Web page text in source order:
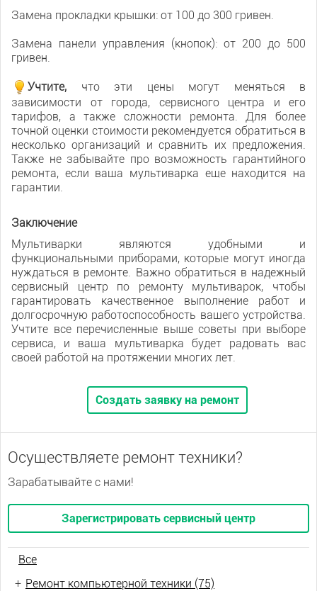
Замена прокладки крышки: от 100 до 300 гривен.
Замена панели управления (кнопок): от 200 до 500
гривен.
Учтите, что эти цены могут меняться в
зависимости от города, сервисного центра и его
тарифов, а также сложности ремонта. Для более
точной оценки стоимости рекомендуется обратиться в
несколько организаций и сравнить их предложения.
Также не забывайте про возможность гарантийного
ремонта, если ваша мультиварка еще находится на
гарантии.
Заключение
Мультиварки являются удобными и
функциональными приборами, которые могут иногда
нуждаться в ремонте. Важно обратиться в надежный
сервисный центр по ремонту мультиварок, чтобы
гарантировать качественное выполнение работ и
долгосрочную работоспособность вашего устройства.
Учтите все перечисленные выше советы при выборе
сервиса, и ваша мультиварка будет радовать вас
своей работой на протяжении многих лет.
Создать заявку на ремонт
Осуществляете ремонт техники?
Зарабатывайте с нами!
Зарегистрировать сервисный центр
Все
+ Ремонт компьютерной техники (75)